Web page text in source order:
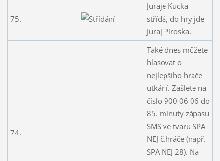
75.
Juraje Kucka
střídá, do hry jde
Juraj Piroska.
74.
Také dnes můžete
hlasovat o
nejlepšího hráče
utkání. Zašlete na
číslo 900 06 06 do
85. minuty zápasu
SMS ve tvaru SPA
NEJ č.hráče (např.
SPA NEJ 28). Na